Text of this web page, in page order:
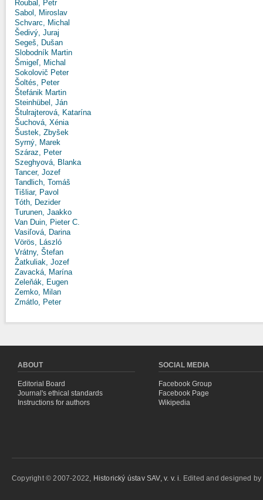
Roubal, Petr
Sabol, Miroslav
Schvarc, Michal
Šedivý, Juraj
Segeš, Dušan
Slobodník Martin
Šmigeľ, Michal
Sokolovič Peter
Šoltés, Peter
Štefánik Martin
Steinhübel, Ján
Štulrajterová, Katarína
Šuchová, Xénia
Šustek, Zbyšek
Syrný, Marek
Száraz, Peter
Szeghyová, Blanka
Tancer, Jozef
Tandlich, Tomáš
Tišliar, Pavol
Tóth, Dezider
Turunen, Jaakko
Van Duin, Pieter C.
Vasiľová, Darina
Vörös, László
Vrátny, Štefan
Žatkuliak, Jozef
Zavacká, Marína
Zeleňák, Eugen
Zemko, Milan
Zmátlo, Peter
ABOUT
Editorial Board
Journal's ethical standards
Instructions for authors
SOCIAL MEDIA
Facebook Group
Facebook Page
Wikipedia
Copyright © 2007-2022, Historický ústav SAV, v. v. i. Edited and designed by